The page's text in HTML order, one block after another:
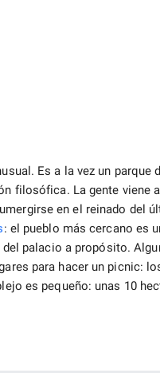
Es a la vez un parque
filosófica. La gente viene
en el reinado del
: el pueblo más cercano es
palacio a propósito.
para hacer un picnic:
es pequeño: unas 10